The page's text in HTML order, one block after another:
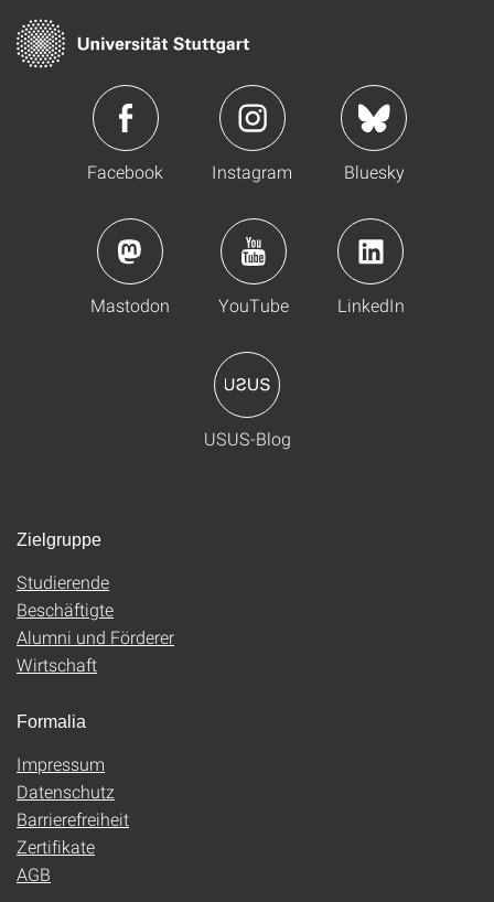
Facebook Instagram Bluesky
Mastodon YouTube LinkedIn
USUS-Blog
Zielgruppe
Studierende
Beschäftigte
Alumni und Förderer
Wirtschaft
Formalia
Impressum
Datenschutz
Barrierefreiheit
Zertifikate
AGB